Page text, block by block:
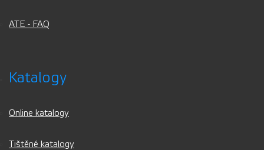
ATE - FAQ
Katalogy
Online katalogy
Tištěné katalogy